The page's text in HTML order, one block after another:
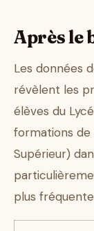
Après le
Les données
révèlent les
élèves du
formations de
Supérieur)
plus